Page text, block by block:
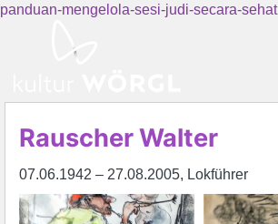
panduan-mengelola-sesi-judi-secara-sehat
Rauscher Walter
07.06.1942 – 27.08.2005, Lokführer